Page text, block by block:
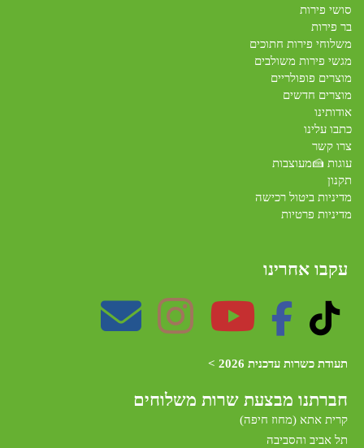
סושי פירות
בר פירות
משלוחי פירות חתוכים
מגשי פירות משולבים
מוצרים פופולריים
מוצרים חדשים
אודותינו
כתבו עלינו
צרו קשר
עוגות 🍰מעוצבות
תקנון
מדיניות ביטול רכישה
מדיניות פרטיות
עקבו אחרינו
תעודת כשרות עדכנית 2026 >
חברתנו מבצעת שרות משלוחים
קרית אתא (מחוז חיפה)
תל אביב והסביבה